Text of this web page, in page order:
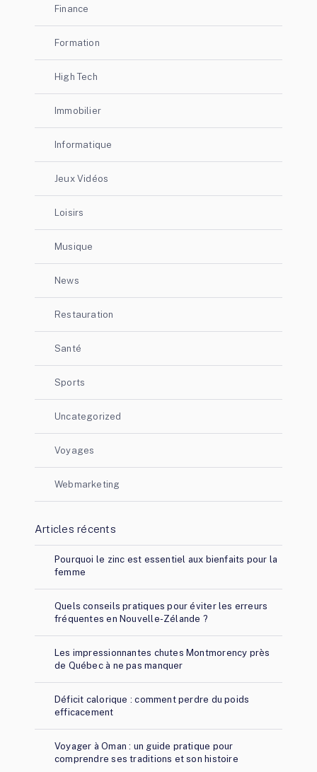
Finance
Formation
High Tech
Immobilier
Informatique
Jeux Vidéos
Loisirs
Musique
News
Restauration
Santé
Sports
Uncategorized
Voyages
Webmarketing
Articles récents
Pourquoi le zinc est essentiel aux bienfaits pour la
femme
Quels conseils pratiques pour éviter les erreurs
fréquentes en Nouvelle-Zélande ?
Les impressionnantes chutes Montmorency près
de Québec à ne pas manquer
Déficit calorique : comment perdre du poids
efficacement
Voyager à Oman : un guide pratique pour
comprendre ses traditions et son histoire